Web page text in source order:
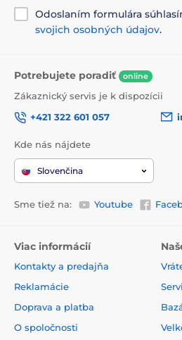
Odoslaním formulára
svojich osobných údajov.
Potrebujete poradiť online
Zákaznický servis je k dispozícii
+421 322 601 057
Kde nás nájdete
Slovenčina
Sme tiež na: Youtube
Viac informácií
Kontakty a predajňa
Reklamácie
Doprava a platba
O spoločnosti